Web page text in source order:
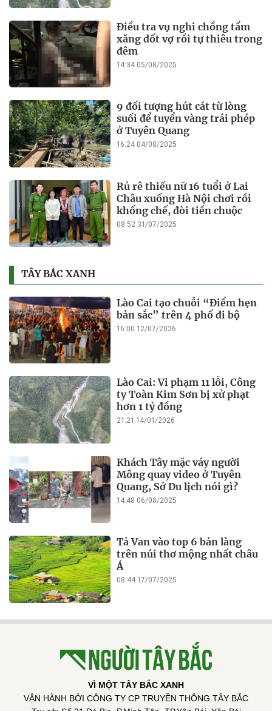
Điều tra vụ nghi chồng tẩm
xăng đốt vợ rồi tự thiêu trong
đêm
14:34 05/08/2025
9 đối tượng hút cát từ lòng
suối để tuyển vàng trái phép
ở Tuyên Quang
16:24 04/08/2025
Rủ rê thiếu nữ 16 tuổi ở Lai
Châu xuống Hà Nội chơi rồi
khống chế, đòi tiền chuộc
08:52 31/07/2025
TÂY BẮC XANH
Lào Cai tạo chuỗi “Điểm hẹn
bản sắc” trên 4 phố đi bộ
16:00 12/07/2026
Lào Cai: Vi phạm 11 lỗi, Công
ty Toàn Kim Sơn bị xử phạt
hơn 1 tỷ đồng
21:21 14/01/2026
Khách Tây mặc váy người
Mông quay video ở Tuyên
Quang, Sở Du lịch nói gì?
14:48 06/08/2025
Tả Van vào top 6 bản làng
trên núi thơ mộng nhất châu
Á
08:44 17/07/2025
VÌ MỘT TÂY BẮC XANH
VẬN HÀNH BỞI CÔNG TY CP TRUYỀN THÔNG TÂY BẮC